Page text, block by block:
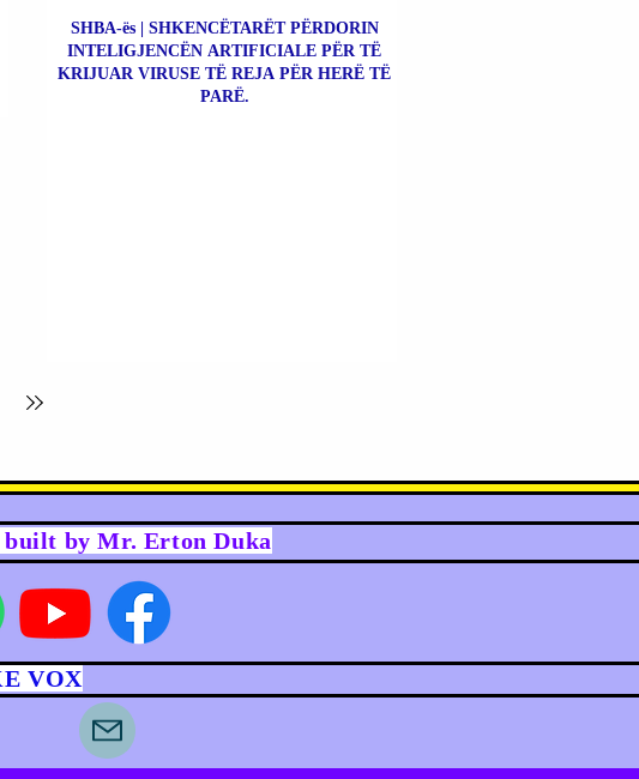
SHBA-ës | SHKENCËTARËT PËRDORIN
INTELIGJENCËN ARTIFICIALE PËR TË
KRIJUAR VIRUSE TË REJA PËR HERË TË
PARË.
built by Mr. Erton Duka
VOX